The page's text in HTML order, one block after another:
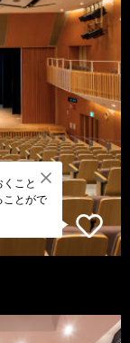
こと
ことがで